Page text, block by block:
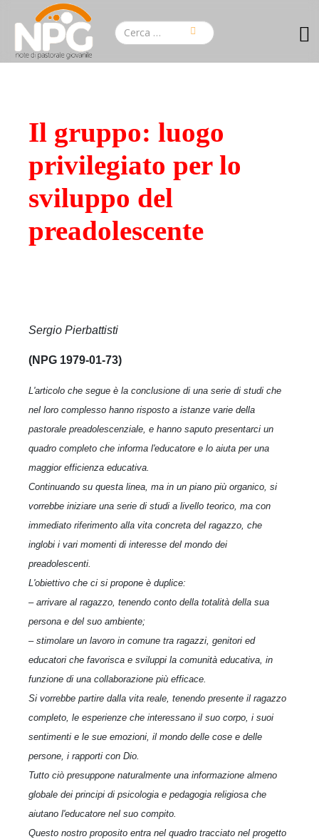
Il gruppo: luogo
privilegiato per lo
sviluppo del
preadolescente
Sergio Pierbattisti
(NPG 1979-01-73)
L'articolo che segue è la conclusione di una serie di studi che
nel loro complesso hanno risposto a istanze varie della
pastorale preadolescenziale, e hanno saputo presentarci un
quadro completo che informa l'educatore e lo aiuta per una
maggior efficienza educativa.
Continuando su questa linea, ma in un piano più organico, si
vorrebbe iniziare una serie di studi a livello teorico, ma con
immediato riferimento alla vita concreta del ragazzo, che
inglobi i vari momenti di interesse del mondo dei
preadolescenti.
L'obiettivo che ci si propone è duplice:
– arrivare al ragazzo, tenendo conto della totalità della sua
persona e del suo ambiente;
– stimolare un lavoro in comune tra ragazzi, genitori ed
educatori che favorisca e sviluppi la comunità educativa, in
funzione di una collaborazione più efficace.
Si vorrebbe partire dalla vita reale, tenendo presente il ragazzo
completo, le esperienze che interessano il suo corpo, i suoi
sentimenti e le sue emozioni, il mondo delle cose e delle
persone, i rapporti con Dio.
Tutto ciò presuppone naturalmente una informazione almeno
globale dei principi di psicologia e pedagogia religiosa che
aiutano l'educatore nel suo compito.
Questo nostro proposito entra nel quadro tracciato nel progetto